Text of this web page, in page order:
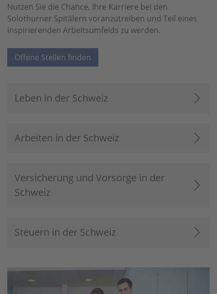
Nutzen Sie die Chance, Ihre Karriere bei den
Solothurner Spitälern voranzutreiben und Teil eines
inspirierenden Arbeitsumfelds zu werden.
Offene Stellen finden
Leben in der Schweiz
Arbeiten in der Schweiz
Versicherung und Vorsorge in der
Schweiz
Steuern in der Schweiz